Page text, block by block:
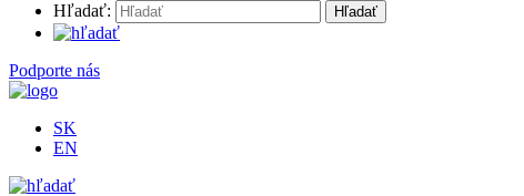
Hľadať:
Podporte nás
SK
EN